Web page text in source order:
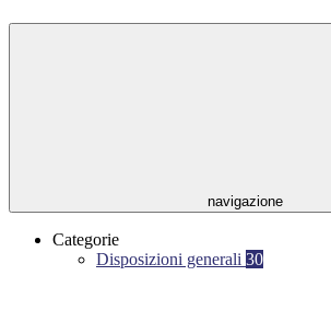
navigazione
Categorie
Disposizioni generali 30